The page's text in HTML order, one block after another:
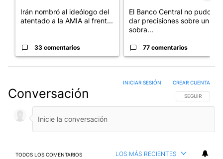
Irán nombró al ideólogo del
atentado a la AMIA al frent...
33 comentarios
El Banco Central no pudo
dar precisiones sobre un
sobra...
77 comentarios
Conversación SIGA ESTA
SEGUIR
INICIAR SESIÓN CREAR CUENTA
TODOS LOS COMENTARIOS LOS MÁS RECIENTES